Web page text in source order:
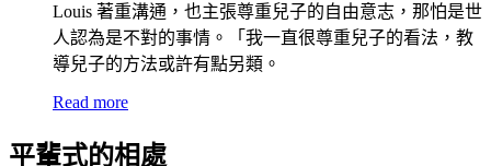
Louis 著重溝通，也主張尊重兒子的自由意志，那怕是世
人認為是不對的事情。「我一直很尊重兒子的看法，教
導兒子的方法或許有點另類。
Read more
平輩式的相處